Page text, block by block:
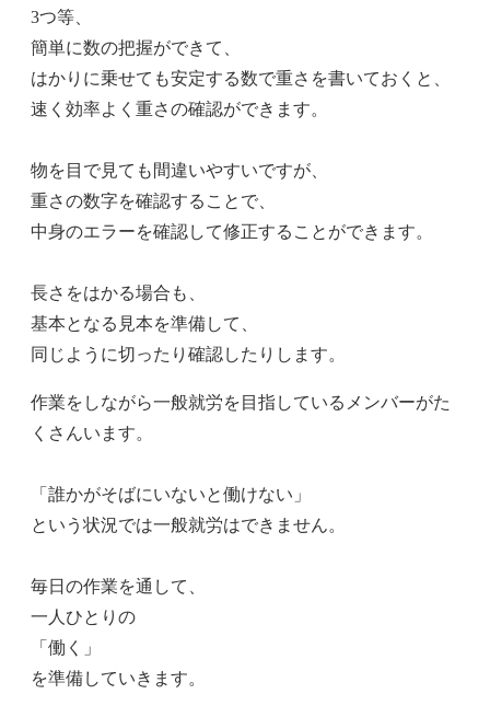
3つ等、
簡単に数の把握ができて、
はかりに乗せても安定する数で重さを書いておくと、
速く効率よく重さの確認ができます。
物を目で見ても間違いやすいですが、
重さの数字を確認することで、
中身のエラーを確認して修正することができます。
長さをはかる場合も、
基本となる見本を準備して、
同じように切ったり確認したりします。
作業をしながら一般就労を目指しているメンバーがた
くさんいます。
「誰かがそばにいないと働けない」
という状況では一般就労はできません。
毎日の作業を通して、
一人ひとりの
「働く」
を準備していきます。